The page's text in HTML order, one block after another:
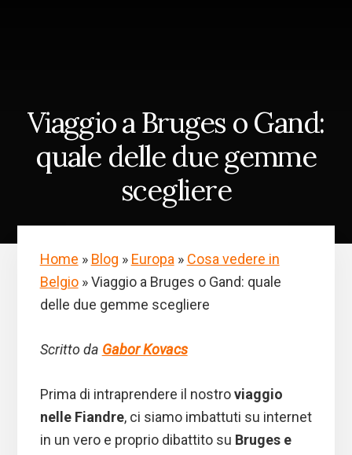
Viaggio a Bruges o Gand:
quale delle due gemme
scegliere
Home » Blog » Europa» Cosa vedere in
Belgio»Viaggio a Bruges o Gand: quale
delle due gemme scegliere
Scritto da Gabor Kovacs
Prima di intraprendere il nostroviaggio
nelle Fiandre, ci siamo imbattuti su internet
in un vero e proprio dibattito su Bruges e